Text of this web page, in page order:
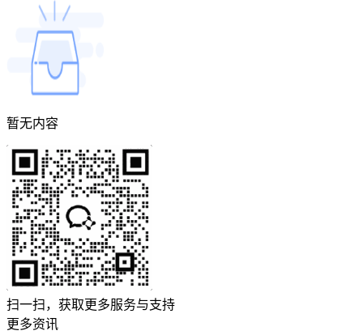
暂无内容
扫一扫，获取更多服务与支持
更多资讯